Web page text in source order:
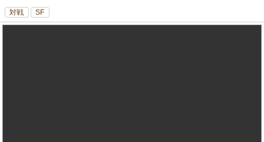
対戦 SF